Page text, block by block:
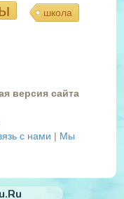
школа
версия сайта
с нами | Мы